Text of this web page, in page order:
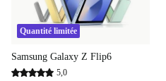
Quantité limitée
Samsung Galaxy Z Flip6
5,0